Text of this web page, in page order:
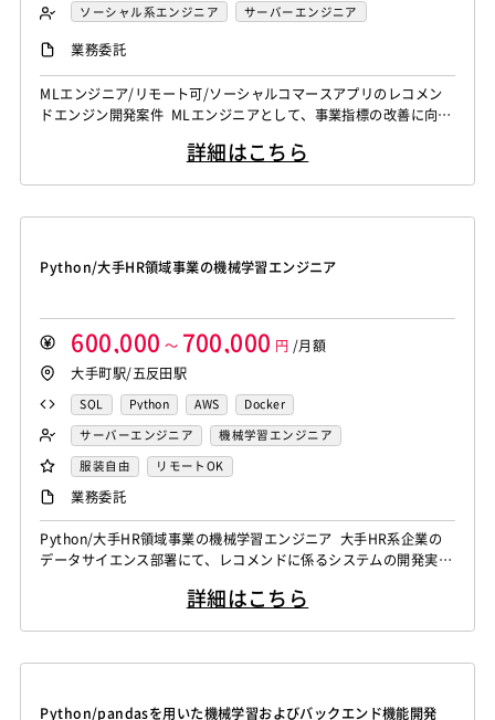
ソーシャル系エンジニア
サーバーエンジニア
機械学習エンジニア
業務委託
MLエンジニア/リモート可/ソーシャルコマースアプリのレコメン
ドエンジン開発案件 MLエンジニアとして、事業指標の改善に向け
AI活用) ・レコメンデーションアルゴリズムの選定・実装、運用フ
詳細はこちら
Python/大手HR領域事業の機械学習エンジニア
600,000 ～ 700,000 円 /月額
大手町駅/五反田駅
SQL Python AWS
Docker
サーバーエンジニア
機械学習エンジニア
服装自由
リモートOK
業務委託
Python/大手HR領域事業の機械学習エンジニア 大手HR系企業の
データサイエンス部署にて、レコメンドに係るシステムの開発実装
などをレコメンデーション施策に適用し、 AWS環境におけるバッ
詳細はこちら
Python/pandasを用いた機械学習およびバックエンド機能開発